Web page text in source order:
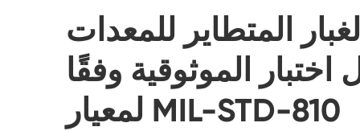
غرف حرارية
غرف رش الملح
جهاز اختبار التجوية بالشمس
المتطاير للمعدات
اختبار الموثوقية وفقًا
لمعيار MIL-STD-810